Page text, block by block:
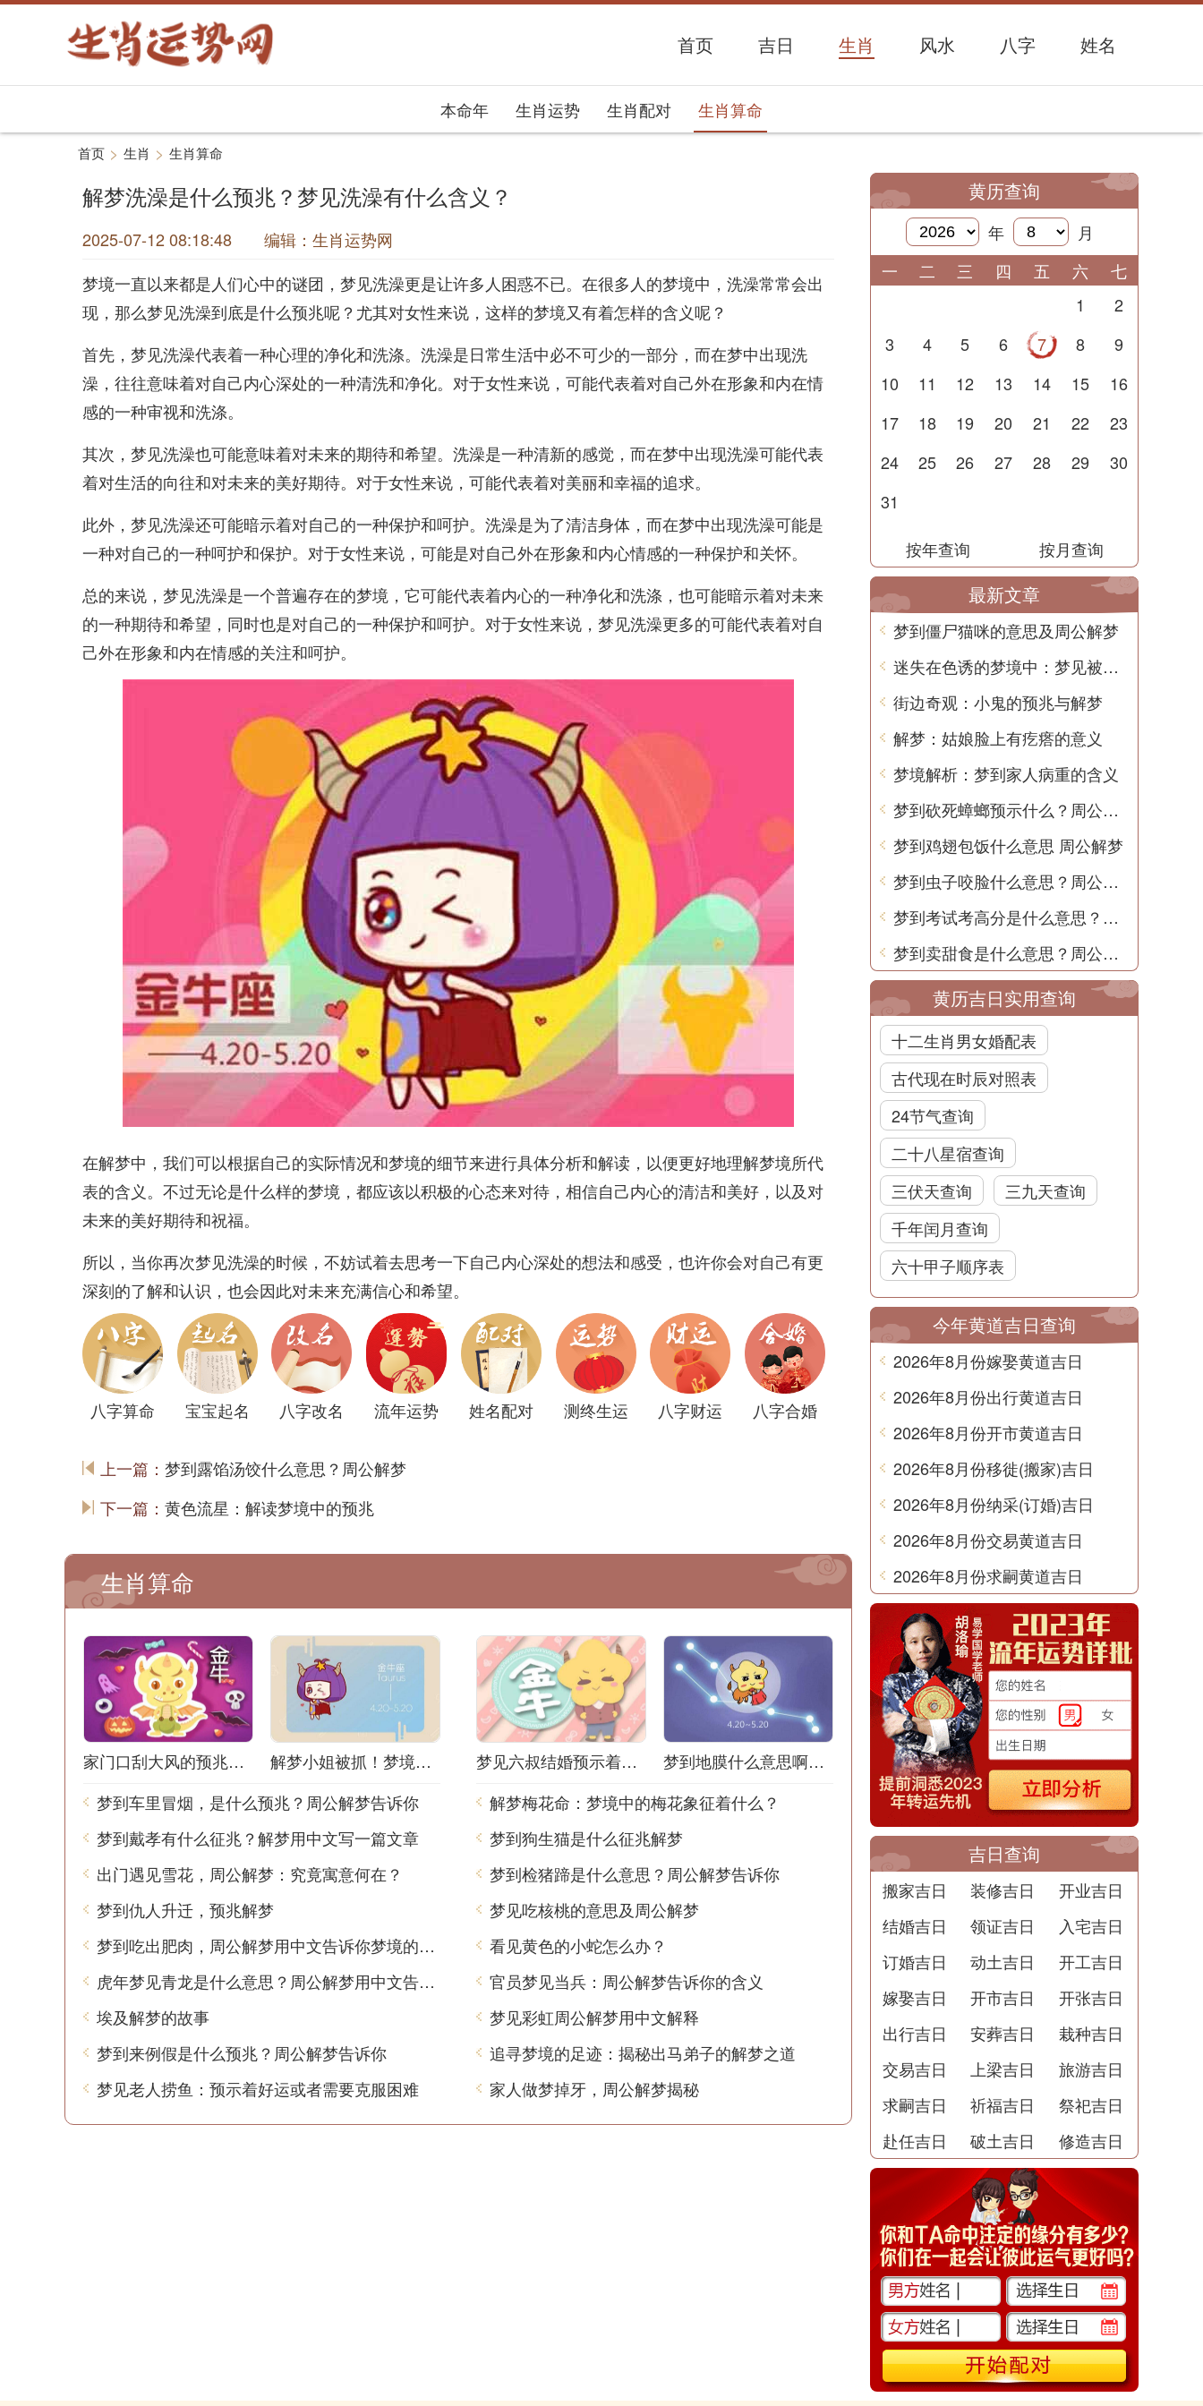
首页 吉日 生肖 风水 八字 姓名
本命年 生肖运势 生肖配对 生肖算命
首页 > 生肖 > 生肖算命
解梦洗澡是什么预兆？梦见洗澡有什么含义？
2025-07-12 08:18:48 编辑：生肖运势网
梦境一直以来都是人们心中的谜团，梦见洗澡更是让许多人困惑不已。在很多人的梦境中，洗澡常常会出
现，那么梦见洗澡到底是什么预兆呢？尤其对女性来说，这样的梦境又有着怎样的含义呢？
首先，梦见洗澡代表着一种心理的净化和洗涤。洗澡是日常生活中必不可少的一部分，而在梦中出现洗
澡，往往意味着对自己内心深处的一种清洗和净化。对于女性来说，可能代表着对自己外在形象和内在情
感的一种审视和洗涤。
其次，梦见洗澡也可能意味着对未来的期待和希望。洗澡是一种清新的感觉，而在梦中出现洗澡可能代表
着对生活的向往和对未来的美好期待。对于女性来说，可能代表着对美丽和幸福的追求。
此外，梦见洗澡还可能暗示着对自己的一种保护和呵护。洗澡是为了清洁身体，而在梦中出现洗澡可能是
一种对自己的一种呵护和保护。对于女性来说，可能是对自己外在形象和内心情感的一种保护和关怀。
总的来说，梦见洗澡是一个普遍存在的梦境，它可能代表着内心的一种净化和洗涤，也可能暗示着对未来
的一种期待和希望，同时也是对自己的一种保护和呵护。对于女性来说，梦见洗澡更多的可能代表着对自
己外在形象和内在情感的关注和呵护。
在解梦中，我们可以根据自己的实际情况和梦境的细节来进行具体分析和解读，以便更好地理解梦境所代
表的含义。不过无论是什么样的梦境，都应该以积极的心态来对待，相信自己内心的清洁和美好，以及对
未来的美好期待和祝福。
所以，当你再次梦见洗澡的时候，不妨试着去思考一下自己内心深处的想法和感受，也许你会对自己有更
深刻的了解和认识，也会因此对未来充满信心和希望。
八字算命 宝宝起名 八字改名 流年运势 姓名配对 测终生运 八字财运 八字合婚
上一篇： 梦到露馅汤饺什么意思？周公解梦
下一篇： 黄色流星：解读梦境中的预兆
生肖算命
家门口刮大风的预兆解梦：风声鹤唳，梦境之谜
解梦小姐被抓！梦境背后隐藏着什么秘密？
梦到车里冒烟，是什么预兆？周公解梦告诉你
梦到戴孝有什么征兆？解梦用中文写一篇文章
出门遇见雪花，周公解梦：究竟寓意何在？
梦到仇人升迁，预兆解梦
梦到吃出肥肉，周公解梦用中文告诉你梦境的含义
虎年梦见青龙是什么意思？周公解梦用中文告诉你
埃及解梦的故事
梦到来例假是什么预兆？周公解梦告诉你
梦见老人捞鱼：预示着好运或者需要克服困难
梦见六叔结婚预示着什么？解梦师告诉你真相！
梦到地膜什么意思啊解梦用
解梦梅花命：梦境中的梅花象征着什么？
梦到狗生猫是什么征兆解梦
梦到检猪蹄是什么意思？周公解梦告诉你
梦见吃核桃的意思及周公解梦
看见黄色的小蛇怎么办？
官员梦见当兵：周公解梦告诉你的含义
梦见彩虹周公解梦用中文解释
追寻梦境的足迹：揭秘出马弟子的解梦之道
家人做梦掉牙，周公解梦揭秘
黄历查询
年
月
一
二 三 四 五 六
七
1
2
3
4 5 6 7 8
9
10
11 12 13 14 15
16
17
18 19 20 21 22
23
24
25 26 27 28 29
30
31
按年查询 按月查询
最新文章
梦到僵尸猫咪的意思及周公解梦
迷失在色诱的梦境中：梦见被女人引诱的含义
街边奇观：小鬼的预兆与解梦
解梦：姑娘脸上有疙瘩的意义
梦境解析：梦到家人病重的含义
梦到砍死蟑螂预示什么？周公解梦用中文告诉你
梦到鸡翅包饭什么意思 周公解梦
梦到虫子咬脸什么意思？周公解梦告诉你
梦到考试考高分是什么意思？周公解梦
梦到卖甜食是什么意思？周公解梦告诉你
黄历吉日实用查询
十二生肖男女婚配表
古代现在时辰对照表
24节气查询
二十八星宿查询
三伏天查询
三九天查询
千年闰月查询
六十甲子顺序表
今年黄道吉日查询
2026年8月份嫁娶黄道吉日
2026年8月份出行黄道吉日
2026年8月份开市黄道吉日
2026年8月份移徙(搬家)吉日
2026年8月份纳采(订婚)吉日
2026年8月份交易黄道吉日
2026年8月份求嗣黄道吉日
吉日查询
搬家吉日 装修吉日
开业吉日
结婚吉日
领证吉日
入宅吉日
订婚吉日
动土吉日
开工吉日
嫁娶吉日
开市吉日
开张吉日
出行吉日
安葬吉日
栽种吉日
交易吉日
上梁吉日
旅游吉日
求嗣吉日
祈福吉日
祭祀吉日
赴任吉日
破土吉日 修造吉日